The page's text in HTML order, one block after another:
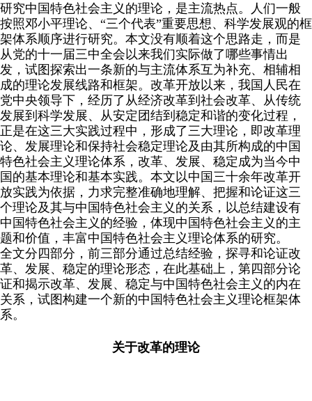
研究中国特色社会主义的理论，是主流热点。人们一般
按照邓小平理论、“三个代表”重要思想、科学发展观的框
架体系顺序进行研究。本文没有顺着这个思路走，而是
从党的十一届三中全会以来我们实际做了哪些事情出
发，试图探索出一条新的与主流体系互为补充、相辅相
成的理论发展线路和框架。改革开放以来，我国人民在
党中央领导下，经历了从经济改革到社会改革、从传统
发展到科学发展、从安定团结到稳定和谐的变化过程，
正是在这三大实践过程中，形成了三大理论，即改革理
论、发展理论和保持社会稳定理论及由其所构成的中国
特色社会主义理论体系，改革、发展、稳定成为当今中
国的基本理论和基本实践。本文以中国三十余年改革开
放实践为依据，力求完整准确地理解、把握和论证这三
个理论及其与中国特色社会主义的关系，以总结建设有
中国特色社会主义的经验，体现中国特色社会主义的主
题和价值，丰富中国特色社会主义理论体系的研究。
全文分四部分，前三部分通过总结经验，探寻和论证改
革、发展、稳定的理论形态，在此基础上，第四部分论
证和揭示改革、发展、稳定与中国特色社会主义的内在
关系，试图构建一个新的中国特色社会主义理论框架体
系。
关于改革的理论